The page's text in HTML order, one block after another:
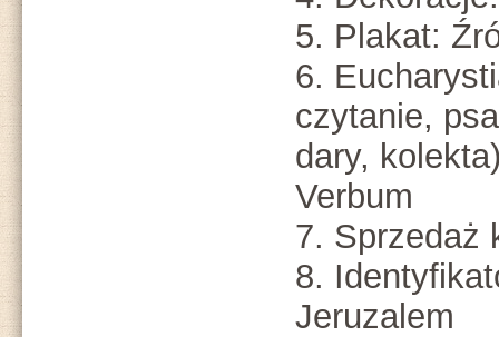
5. Plakat:
6.
czytanie,
dary,
Verbum
7. Sprzedaż
8.
Jeruzalem